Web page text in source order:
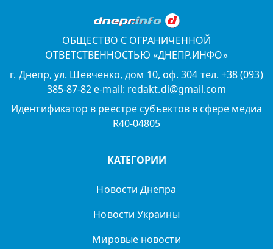
ОБЩЕСТВО С ОГРАНИЧЕННОЙ
ОТВЕТСТВЕННОСТЬЮ «ДНЕПР.ИНФО»
г. Днепр, ул. Шевченко, дом 10, оф. 304 тел. +38 (093)
385-87-82 e-mail: redakt.di@gmail.com
Идентификатор в реестре субъектов в сфере медиа
R40-04805
КАТЕГОРИИ
Новости Днепра
Новости Украины
Мировые новости